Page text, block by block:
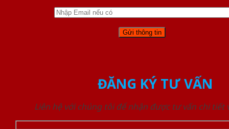
ĐĂNG KÝ TƯ VẤN
Liên hệ với chúng tôi để nhận được tư vấn chi tiết